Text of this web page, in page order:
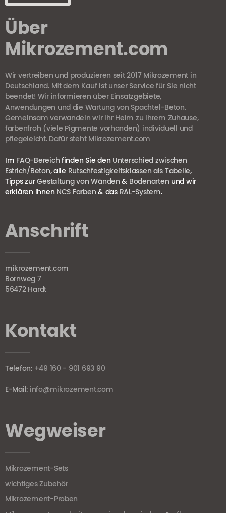
Über
Mikrozement.com
Wir vertreiben und produzieren seit 2017 Mikrozement in
Deutschland. Mit dem Kauf ist unser Service für Sie nicht
beendet! Wir informieren über Einsatzgebiete,
Anwendungen und die Wartung von Spachtel-Beton.
Gemeinsam verwandeln wir Ihr Heim zu Ihrem Zuhause,
farbenfroh (viele Pigmente vorhanden) individuell und
pflegeleicht. Dafür steht Mikrozement.com
Im FAQ-Bereich finden Sie den Unterschied zwischen
Estrich/Beton, alle Rutschfestigkeitsklassen als Tabelle,
Tipps zurGestaltung von Wänden & Bodenarten und wir
erklären Ihnen NCS Farben & das RAL-System.
Anschrift
mikrozement.com
Bornweg 7
56472 Hardt
Kontakt
Telefon: +49 160 - 901 693 90
E-Mail: info@mikrozement.com
Wegweiser
Mikrozement-Sets
wichtiges Zubehör
Mikrozement-Proben